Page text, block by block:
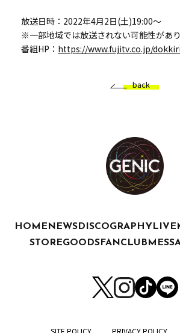
放送日時：2022年4月2日(土)19:00～
※一部地域では放送されない可能性があり
番組HP： https://www.fujitv.co.jp/
back
HOME NEWS DISCOGRAPHY LIVE
STOREGOODSFANCLUB
SITE POLICY PRIVACY POLICY